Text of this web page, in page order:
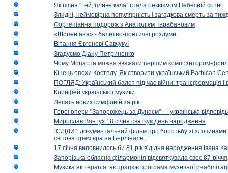
Як пісня "Гей, пливе кача" стала реквіємом Небесній сотні
Злидні, неймовірна популярність і загадкова смерть за
Фортепіанна подорож з Анатолієм Тарабановим
«Шопеніана» - балетно-поетичні роздуми
Вітання Євгенові Савчуку!
Згадуємо Діану Петриненко
Чому Моцарта можна вважати першим композитором-
Кінець епохи Костелу. Як створити український Barbican
ПОГЛЯД: Український балет під час війни: трансформація і
Корифей української музики
Десять нових симфоній за рік
Герої опери "Запорожець за Дунаєм" — українська
Мирослав Вантух 18 січня святкує день народження
“СЛІДИ”: документальний фільм про боротьбу зі
світова прем’єра на Берлінале.
17 січня виповнилось би 81 рік від дня народження Івана
Запорізька обласна філармонія відсвяткувала своє 87-річчя
Музика як терапія: як працює програма музичної